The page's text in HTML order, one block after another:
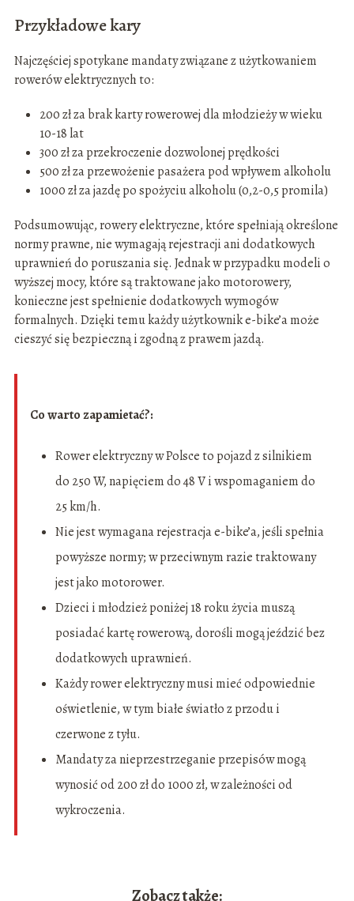
Przykładowe kary
Najczęściej spotykane mandaty związane z użytkowaniem
rowerów elektrycznych to:
200 zł za brak karty rowerowej dla młodzieży w wieku
10-18 lat
300 zł za przekroczenie dozwolonej prędkości
500 zł za przewożenie pasażera pod wpływem alkoholu
1000 zł za jazdę po spożyciu alkoholu (0,2-0,5 promila)
Podsumowując, rowery elektryczne, które spełniają określone
normy prawne, nie wymagają rejestracji ani dodatkowych
uprawnień do poruszania się. Jednak w przypadku modeli o
wyższej mocy, które są traktowane jako motorowery,
konieczne jest spełnienie dodatkowych wymogów
formalnych. Dzięki temu każdy użytkownik e-bike’a może
cieszyć się bezpieczną i zgodną z prawem jazdą.
Co warto zapamietać?:
Rower elektryczny w Polsce to pojazd z silnikiem
do 250 W, napięciem do 48 V i wspomaganiem do
25 km/h.
Nie jest wymagana rejestracja e-bike’a, jeśli spełnia
powyższe normy; w przeciwnym razie traktowany
jest jako motorower.
Dzieci i młodzież poniżej 18 roku życia muszą
posiadać kartę rowerową, dorośli mogą jeździć bez
dodatkowych uprawnień.
Każdy rower elektryczny musi mieć odpowiednie
oświetlenie, w tym białe światło z przodu i
czerwone z tyłu.
Mandaty za nieprzestrzeganie przepisów mogą
wynosić od 200 zł do 1000 zł, w zależności od
wykroczenia.
Zobacz także: